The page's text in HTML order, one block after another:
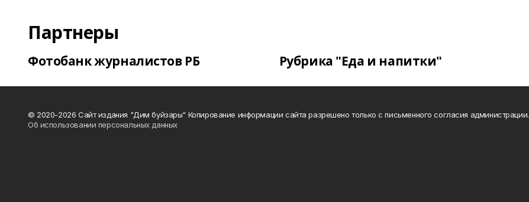
Партнеры
Фотобанк журналистов РБ Рубрика "Еда и напитки"
© 2020-2026 Сайт издания "Дим буйзары" Копирование информации сайта разрешено только с письменного согласия администрации.
Об использовании персональных данных